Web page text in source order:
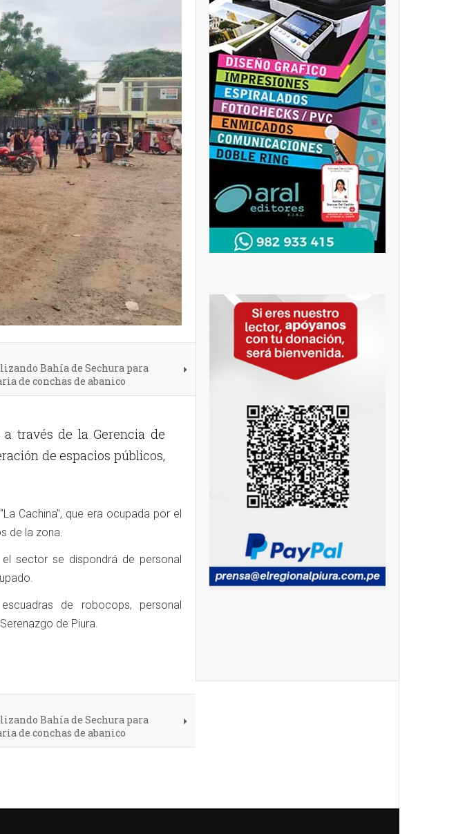
Bahía de Sechura para
de conchas de abanico
a través de la Gerencia de
de espacios públicos,
Cachina", que era ocupada por el
de la zona.
sector se dispondrá de personal
de robocops, personal
de Piura.
Bahía de Sechura para
de conchas de abanico